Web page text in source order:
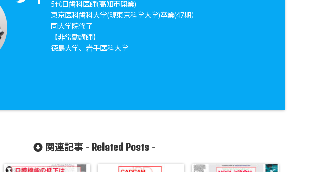
5代目歯科医師(高知市開業)
東京医科歯科大学(現東京科学大学)卒業(47期）
同大学院修了
【非常勤講師】
徳島大学、岩手医科大学
関連記事 - Related Posts-